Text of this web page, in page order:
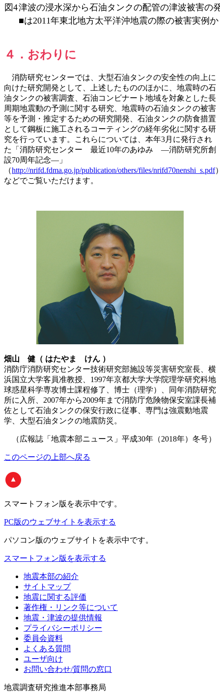
図4津波の浸水深から石油タンクの配管の津波被害の
■は2011年東北地方太平洋沖地震の際の被害実例
４．おわりに
消防研究センターでは、大型石油タンクの安全性の向上に
向けた研究開発として、上述したもののほかに、地震時の石
油タンクの被害調査、石油コンビナート地域を対象とした長
周期地震動の予測に関する研究、地震時の石油タンクの被害
等を予測・推定するための研究開発、石油タンクの防食措置
として鋼板に施工されるコーティングの経年劣化に関する研
究を行っています。これらについては、本年3月に発行され
た「消防研究センター 最近10年のあゆみ ―消防研究所創
設70周年記念―」
（http://nrifd.fdma.go.jp/publication/others/files/nrifd70nenshi_s.pdf
などでご覧いただけます。
畑山 健（ はたやま けん ）
消防庁消防研究センター技術研究部施設等災害研究室長、横
浜国立大学客員准教授、1997年京都大学大学院理学研究科地
球惑星科学専攻博士課程修了、博士（理学）、同年消防研究
所に入所、2007年から2009年まで消防庁危険物保安室課長補
佐として石油タンクの保安行政に従事、専門は強震動地震
学、大型石油タンクの地震防災。
（広報誌「地震本部ニュース」平成30年（2018年）冬号）
このページの上部へ戻る
スマートフォン版 を表示中です。
PC版のウェブサイトを表示する
パソコン版のウェブサイトを表示中です。
スマートフォン版を表示する
地震本部の紹介
サイトマップ
地震に関する評価
著作権・リンク等について
地震・津波の提供情報
プライバシーポリシー
委員会資料
よくある質問
ユーザ向け
お問い合わせ/質問の窓口
地震調査研究推進本部事務局